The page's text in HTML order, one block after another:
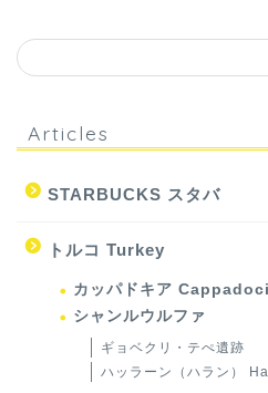
Articles
STARBUCKS スタバ
トルコ Turkey
カッパドキア
シャンルウルファ
ギョベクリ・テぺ遺跡
ハッラーン（ハラン）